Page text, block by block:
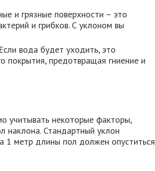
и грязные поверхности – это
и грибков. С уклоном вы
вода будет уходить, это
покрытия, предотвращая гниение и
учитывать некоторые факторы,
наклона. Стандартный уклон
1 метр длины пол должен опуститься